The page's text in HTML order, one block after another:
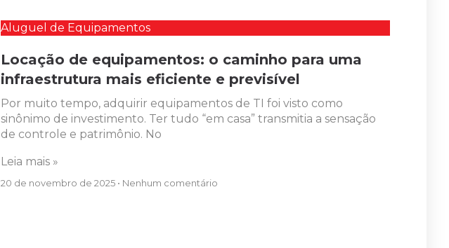
Aluguel de Equipamentos
Locação de equipamentos: o caminho para uma
infraestrutura mais eficiente e previsível
Por muito tempo, adquirir equipamentos de TI foi visto como
sinônimo de investimento. Ter tudo “em casa” transmitia a sensação
de controle e patrimônio. No
Leia mais »
20 de novembro de 2025 Nenhum comentário